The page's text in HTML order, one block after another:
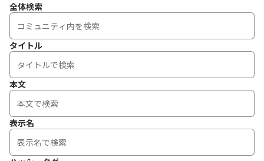
全体検索
タイトル
本文
表示名